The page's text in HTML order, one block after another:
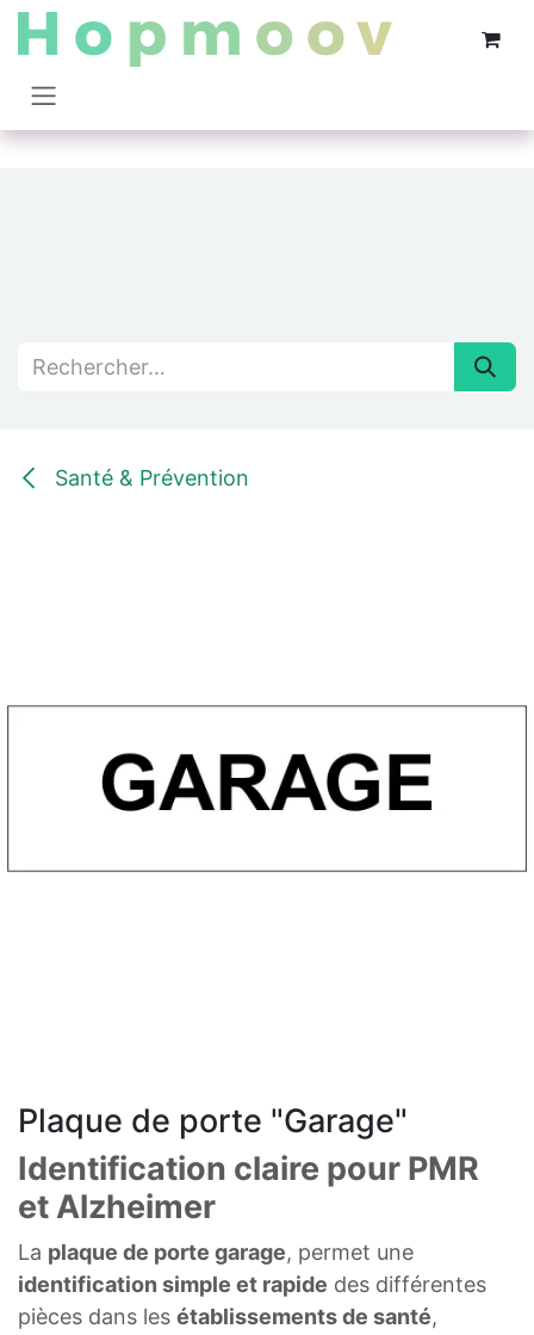
Se rendre au contenu
Santé & Prévention
Plaque de porte "Garage"
Identification claire pour PMR
et Alzheimer
La plaque de porte garage, permet une
identification simple et rapide des différentes
pièces dans les établissements de santé,